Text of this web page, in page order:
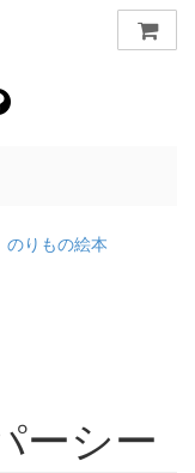
のりもの絵本
ーシー